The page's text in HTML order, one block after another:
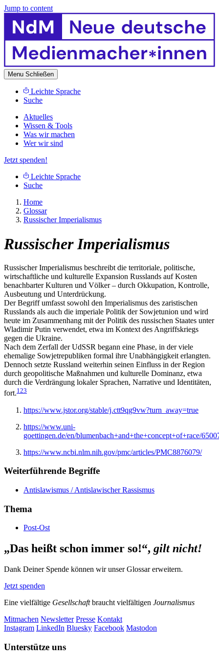
Jump to content
Menu Schließen
Leichte Sprache
Suche
Aktuelles
Wissen & Tools
Was wir machen
Wer wir sind
Jetzt spenden!
Leichte Sprache
Suche
Home
Glossar
Russischer Imperialismus
Russischer Imperialismus
Russischer Imperialismus beschreibt die territoriale, politische,
wirtschaftliche und kulturelle Expansion Russlands auf Kosten
benachbarter Kulturen und Völker – durch Okkupation, Kontrolle,
Ausbeutung und Unterdrückung.
Der Begriff umfasst sowohl den Imperialismus des zaristischen
Russlands als auch die imperiale Politik der Sowjetunion und wird
heute im Zusammenhang mit der Politik des russischen Staates unter
Wladimir Putin verwendet, etwa im Kontext des Angriffskriegs
gegen die Ukraine.
Nach dem Zerfall der UdSSR begann eine Phase, in der viele
ehemalige Sowjetrepubliken formal ihre Unabhängigkeit erlangten.
Dennoch setzte Russland weiterhin seinen Einfluss in der Region
durch geopolitische Maßnahmen und kulturelle Dominanz, etwa
durch die Verdrängung lokaler Sprachen, Narrative und Identitäten,
fort.123
https://www.jstor.org/stable/j.ctt9qg9vw?turn_away=true
https://www.uni-
goettingen.de/en/blumenbach+and+the+concept+of+race/
https://www.ncbi.nlm.nih.gov/pmc/articles/PMC8876079/
Weiterführende Begriffe
Antislawismus / Antislawischer Rassismus
Thema
Post-Ost
„Das heißt schon immer so!“, gilt nicht!
Dank Deiner Spende können wir unser Glossar erweitern.
Jetzt spenden
Eine vielfältige Gesellschaftbraucht vielfältigen Journalismus
Mitmachen Newsletter Presse Kontakt
Instagram LinkedIn Bluesky Facebook Mastodon
Unterstütze uns